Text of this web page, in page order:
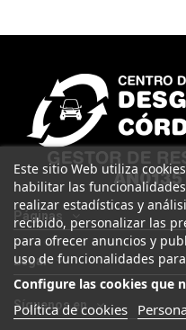
Páginas
Legal
Este sitio Web utiliza
habilitar las
realizar estadísticas y
recibido, personalizar las
para ofrecer anuncios y
uso de funcionalidades
Configure las cookies que
Política de cookies
Síguenos en